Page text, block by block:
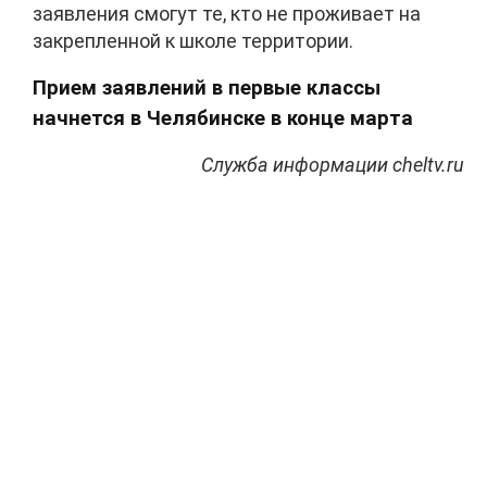
заявления смогут те, кто не проживает на
закрепленной к школе территории.
Прием заявлений в первые классы
начнется в Челябинске в конце марта
Служба информации cheltv.ru